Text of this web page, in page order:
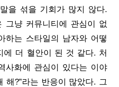
을 섞을 기회가 많지 않다.
그냥 커뮤니티에 관심이 없
하는 스타일의 남자와 어떻
에 더 혈안이 된 것 같다. 처
사화에 관심이 있다는 이야
해?”라는 반응이 많았다. 그